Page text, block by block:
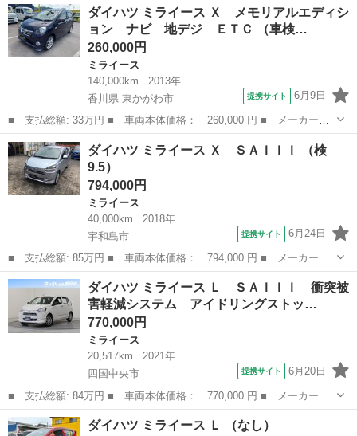
ビ 地デジ Ｂｌｕｅｔｏｏｔｈ ＤＶＤ ■ 排気量： 660cc ■ ド
ア...
愛媛 松山市 ミライース
ダイハツ ミライース Ｘ メモリアルエディシ
ョン ナビ 地デジ ＥＴＣ （車検…
260,000円
ミライース
140,000km
2013年
香川県 東かがわ市
提携サイト 6月9日
■ 支払総額: 33万円 ■ 車両本体価格： 260,000 円 ■ メーカー
名： ダイハツ ■ 車種名： ミライース ■ グレード名： Ｘ メ
モリアルエディション ナビ 地デジ ＥＴＣ ■ 排気量： 660cc
■ ドア...
香川 東かがわ市 ミライース
ダイハツ ミライース Ｘ ＳＡＩＩＩ （検
9.5）
794,000円
ミライース
40,000km
2018年
宇和島市
提携サイト 6月24日
■ 支払総額: 85万円 ■ 車両本体価格： 794,000 円 ■ メーカー
名： ダイハツ ■ 車種名： ミライース ■ グレード名： Ｘ Ｓ
ＡＩＩＩ ■ 排気量： 660cc ■ ドア枚数： 5D ■ ミッション：
C...
愛媛 宇和島市 ミライース
ダイハツ ミライース Ｌ ＳＡＩＩＩ 衝突被
害軽減システム アイドリングストッ…
770,000円
ミライース
20,517km
2021年
四国中央市
提携サイト 6月20日
■ 支払総額: 84万円 ■ 車両本体価格： 770,000 円 ■ メーカー
名： ダイハツ ■ 車種名： ミライース ■ グレード名： Ｌ Ｓ
ＡＩＩＩ 衝突被害軽減システム アイドリングストップ ■ 排気
愛媛 四国中央市 ミライース
ダイハツ ミライース Ｌ （なし）